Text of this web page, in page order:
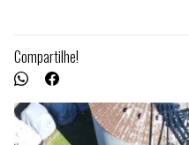
Compartilhe!